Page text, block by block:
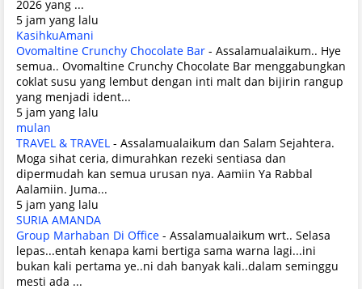
2026 yang ...
5 jam yang lalu
KasihkuAmani
Ovomaltine Crunchy Chocolate Bar - Assalamualaikum.. Hye
semua.. Ovomaltine Crunchy Chocolate Bar menggabungkan
coklat susu yang lembut dengan inti malt dan bijirin rangup
yang menjadi ident...
5 jam yang lalu
mulan
TRAVEL & TRAVEL - Assalamualaikum dan Salam Sejahtera.
Moga sihat ceria, dimurahkan rezeki sentiasa dan
dipermudah kan semua urusan nya. Aamiin Ya Rabbal
Aalamiin. Juma...
5 jam yang lalu
SURIA AMANDA
Group Marhaban Di Office - Assalamualaikum wrt.. Selasa
lepas...entah kenapa kami bertiga sama warna lagi...ini
bukan kali pertama ye..ni dah banyak kali..dalam seminggu
mesti ada ...